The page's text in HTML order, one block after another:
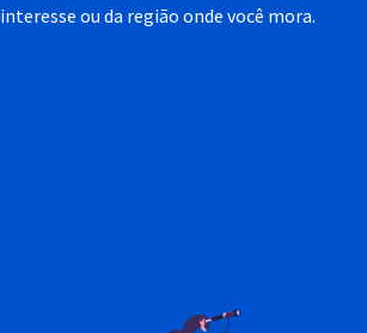
interesse ou da região onde você mora.